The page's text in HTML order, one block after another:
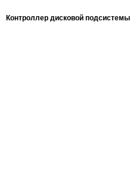
Контроллер дисковой подсистемы